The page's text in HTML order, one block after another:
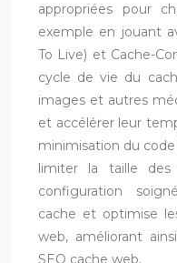
appropriées pour
exemple en jouant
To Live) et Cache-
cycle de vie du
images et autres
et accélérer leur
minimisation du
limiter la taille des
configuration
cache et optimise
web, améliorant
SEO cache web.